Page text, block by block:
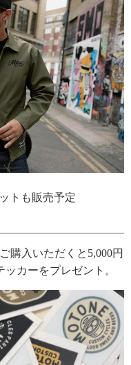
トも販売予定
購入いただくと5,000円
カーをプレゼント。